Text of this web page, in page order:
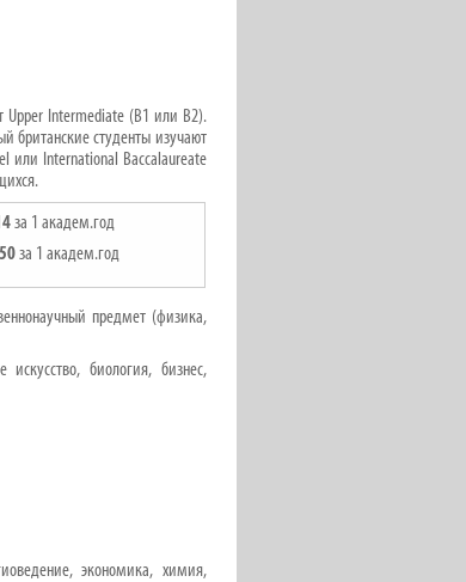
Upper Intermediate (B1 или B2).
британские студенты изучают
или International Baccalaureate
за 1 академ.год
за 1 академ.год
предмет (физика,
искусство, биология, бизнес,
экономика, химия,